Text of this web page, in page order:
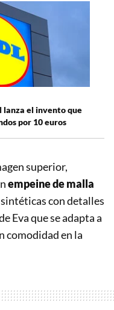
lanza el invento que
por 10 euros
superior,
empeine de malla
con detalles
Eva que se adapta a
comodidad en la